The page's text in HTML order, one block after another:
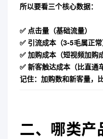
所以要看三个核心数据：
✅ 点击量（基础流量）
✅ 引流成本（3-5毛属正常
✅ 加购成本 （短视频加购
✅ 新客触达成本（比直通
记住：加购数和新客量，
二、哪类产